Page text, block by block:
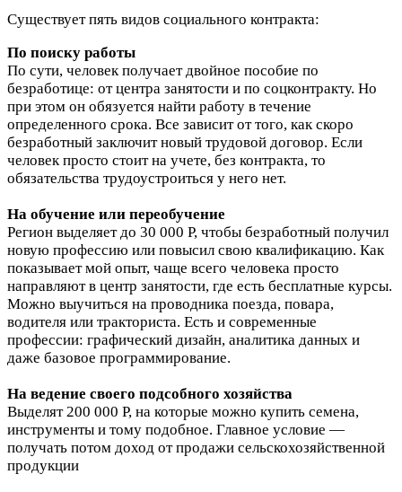
Существует пять видов социального контракта:
По поиску работы
По сути, человек получает двойное пособие по
безработице: от центра занятости и по соцконтракту. Но
при этом он обязуется найти работу в течение
определенного срока. Все зависит от того, как скоро
безработный заключит новый трудовой договор. Если
человек просто стоит на учете, без контракта, то
обязательства трудоустроиться у него нет.
На обучение или переобучение
Регион выделяет до 30 000 Р, чтобы безработный получил
новую профессию или повысил свою квалификацию. Как
показывает мой опыт, чаще всего человека просто
направляют в центр занятости, где есть бесплатные курсы.
Можно выучиться на проводника поезда, повара,
водителя или тракториста. Есть и современные
профессии: графический дизайн, аналитика данных и
даже базовое программирование.
На ведение своего подсобного хозяйства
Выделят 200 000 Р, на которые можно купить семена,
инструменты и тому подобное. Главное условие —
получать потом доход от продажи сельскохозяйственной
продукции